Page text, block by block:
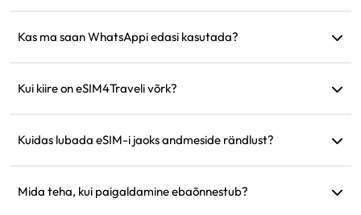
jaotises 'Minu eSIM'.
Kas ma saan WhatsAppi edasi kasutada?
samaks.
Kui kiire on eSIM4Traveli võrk?
tugevus sõltub kohalikust teenusepakkujast.
Kuidas lubada eSIM-i jaoks andmeside rändlust?
'Mobiiliteenus' ja lubage 'Andmeside rändlus'.
Mida teha, kui paigaldamine ebaõnnestub?